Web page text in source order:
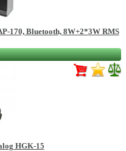
170, Bluetooth, 8W+2*3W RMS
HGK-15